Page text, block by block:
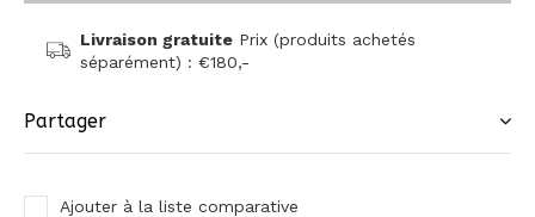
Livraison gratuitePrix (produits achetés
séparément) : €180,-
Partager
Ajouter à la liste comparative